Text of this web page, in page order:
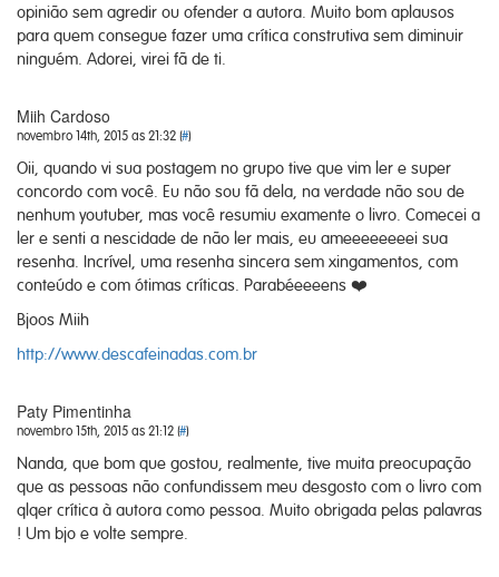
opinião sem agredir ou ofender a autora. Muito bom aplausos
para quem consegue fazer uma crítica construtiva sem diminuir
ninguém. Adorei, virei fã de ti.
Miih Cardoso
novembro 14th, 2015 as 21:32 (#)
Oii, quando vi sua postagem no grupo tive que vim ler e super
concordo com você. Eu não sou fã dela, na verdade não sou de
nenhum youtuber, mas você resumiu examente o livro. Comecei a
ler e senti a nescidade de não ler mais, eu ameeeeeeeei sua
resenha. Incrível, uma resenha sincera sem xingamentos, com
conteúdo e com ótimas críticas. Parabéeeeens ❤️
Bjoos Miih
http://www.descafeinadas.com.br
Paty Pimentinha
novembro 15th, 2015 as 21:12 (#)
Nanda, que bom que gostou, realmente, tive muita preocupação
que as pessoas não confundissem meu desgosto com o livro com
qlqer crítica à autora como pessoa. Muito obrigada pelas palavras
! Um bjo e volte sempre.